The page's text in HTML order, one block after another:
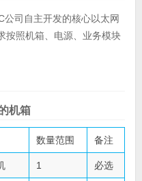
司自主开发的核心以太网
按照机箱、电源、业务模块
机箱
数量范围 备注
1 必选